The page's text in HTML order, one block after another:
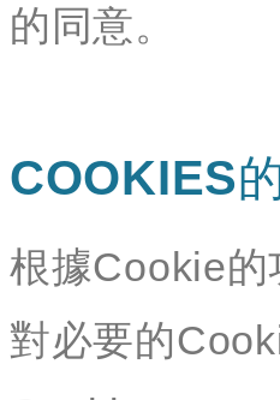
的同意。
COOKIES
根據Cookie
對必要的